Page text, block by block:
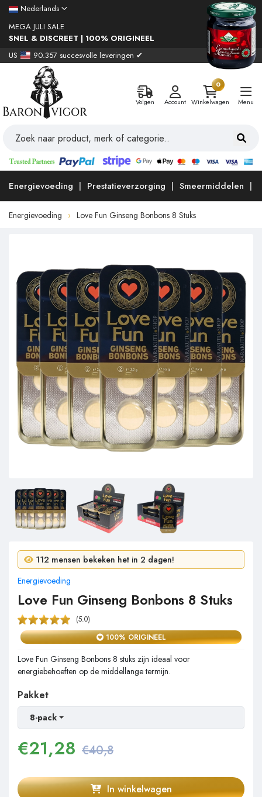
Nederlands
MEGA JULI SALE
SNEL & DISCREET | 100% ORIGINEEL
US
90.357 succesvolle leveringen ✔
Volgen Account
0
Winkelwagen
Menu
Energievoeding Prestatieverzorging Smeermiddelen
Energievoeding Love Fun Ginseng Bonbons 8 Stuks
112 mensen bekeken het in 2 dagen!
Energievoeding
Love Fun Ginseng Bonbons 8 Stuks
(5.0)
100% ORIGINEEL
Love Fun Ginseng Bonbons 8 stuks zijn ideaal voor
energiebehoeften op de middellange termijn.
Pakket
8-pack
€21,28 €40,8
In winkelwagen